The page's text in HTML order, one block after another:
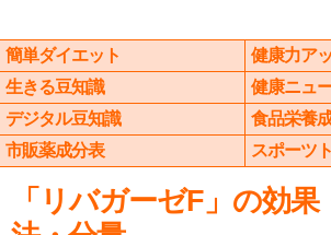
簡単ダイエット
健康力ア
生きる豆知識
健康ニュ
デジタル豆知識
食品栄養
市販薬成分表
スポーツ
「リバガーゼF」の効果